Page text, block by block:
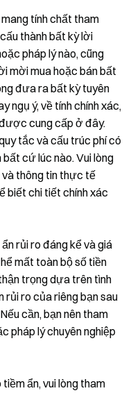
tính chất tham
thành bất kỳ lời
pháp lý nào, cũng
mời mua hoặc bán bất
đưa ra bất kỳ tuyên
ngụ ý, về tính chính xác,
cung cấp ở đây.
tắc và cấu trúc phí có
cứ lúc nào. Vui lòng
thông tin thực tế
biết chi tiết chính xác
rủi ro đáng kể và giá
mất toàn bộ số tiền
trọng dựa trên tình
rủi ro của riêng bạn sau
cần, bạn nên tham
pháp lý chuyên nghiệp
ẩn, vui lòng tham